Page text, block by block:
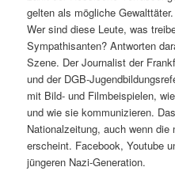
gelten als mögliche Gewalttäter.
Wer sind diese Leute, was
Sympathisanten? Antworten
Szene. Der Journalist der
und der DGB-
mit Bild- und Filmbeispielen,
und wie sie kommunizieren.
Nationalzeitung, auch wenn
erscheint. Facebook, Youtube
jüngeren Nazi-Generation.